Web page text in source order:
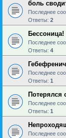
боль
Последнее
Ответы: 2
Бессоница!
Последнее
Ответы: 4
Последнее
Ответы: 1
Потерялся
Последнее
Ответы: 1
Последнее